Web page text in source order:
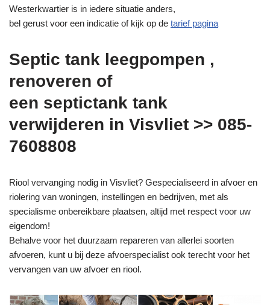
Westerkwartier is in iedere situatie anders,
bel gerust voor een indicatie of kijk op de tarief pagina
Septic tank leegpompen ,
renoveren of
een septictank tank
verwijderen in Visvliet >> 085-
7608808
Riool vervanging nodig in Visvliet? Gespecialiseerd in afvoer en
riolering van woningen, instellingen en bedrijven, met als
specialisme onbereikbare plaatsen, altijd met respect voor uw
eigendom!
Behalve voor het duurzaam repareren van allerlei soorten
afvoeren, kunt u bij deze afvoerspecialist ook terecht voor het
vervangen van uw afvoer en riool.